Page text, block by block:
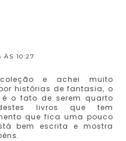
ÀS 10:27
e achei muito
histórias de fantasia, o
o fato de serem quarto
livros que tem
que fica uma pouco
bem escrita e mostra